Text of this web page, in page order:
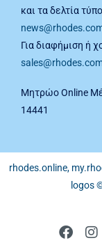
και τα δελτία
Για διαφήμιση ή
Μητρώο Online
14441
rhodes.online,
logos